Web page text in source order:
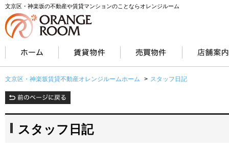
文京区・神楽坂の不動産や賃貸マンションのことならオレンジルーム
文京区・神楽坂賃貸不動産オレンジルームホーム > スタッフ日記
スタッフ日記